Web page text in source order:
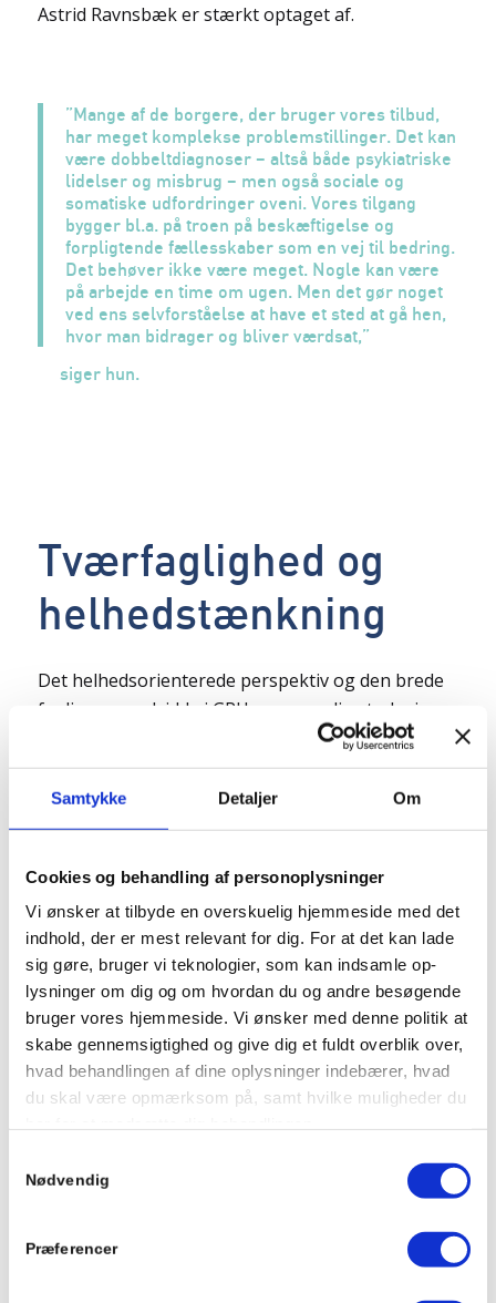
Samtykke Detaljer Om
Cookies og behandling af personoplysninger
Vi ønsker at tilbyde en overskuelig hjemmeside med det
indhold, der er mest relevant for dig. For at det kan lade
sig gøre, bruger vi teknologier, som kan indsamle op-
lysninger om dig og om hvordan du og andre besøgende
bruger vores hjemmeside. Vi ønsker med denne politik at
skabe gennemsigtighed og give dig et fuldt overblik over,
hvad behandlingen af dine oplysninger indebærer, hvad
du skal være opmærksom på, samt hvilke muligheder du
BEHANDLING AF PERSONOPLYSNINGER VED
personoplysninger, og vi anbefaler derfor, at du også
Nødvendig
Præferencer
Astrid Ravnsbæk er stærkt optaget af.
”Mange af de borgere, der bruger vores tilbud,
har meget komplekse problemstillinger. Det kan
være dobbeltdiagnoser – altså både psykiatriske
lidelser og misbrug – men også sociale og
somatiske udfordringer oveni. Vores tilgang
bygger bl.a. på troen på beskæftigelse og
forpligtende fællesskaber som en vej til bedring.
Det behøver ikke være meget. Nogle kan være
på arbejde en time om ugen. Men det gør noget
ved ens selvforståelse at have et sted at gå hen,
hvor man bidrager og bliver værdsat,”
siger hun.
Tværfaglighed og
helhedstænkning
Det helhedsorienterede perspektiv og den brede
faglige spændvidde i GRH er en særlig styrke i
Gran Recovery and Health, som Astrid Ravnsbæk
gerne ser udfoldet endnu mere fremover.
specialpsykiatri og socialfaglighed. Jeg vil gerne
arbejde for, at vi bruger hinandens viden og
ressourcer endnu mere på tværs af GRH.
Kompleksiteten i borgernes liv kalder på, at vi
tænker helhedsorienteret. Det gælder ikke kun i
det enkelte tilbud, men også i samarbejdet på
tværs. Vi skal bruge vores samlede viden bedre –
så vi undgår silotænkning og i stedet spørger:
Hvordan løser vi det her bedst sammen? Hvis vi
kun tænker i siloer, mister vi det, der gør os
stærke,” siger Astrid, der har topledererfaring fra
både stat, kommune og den private